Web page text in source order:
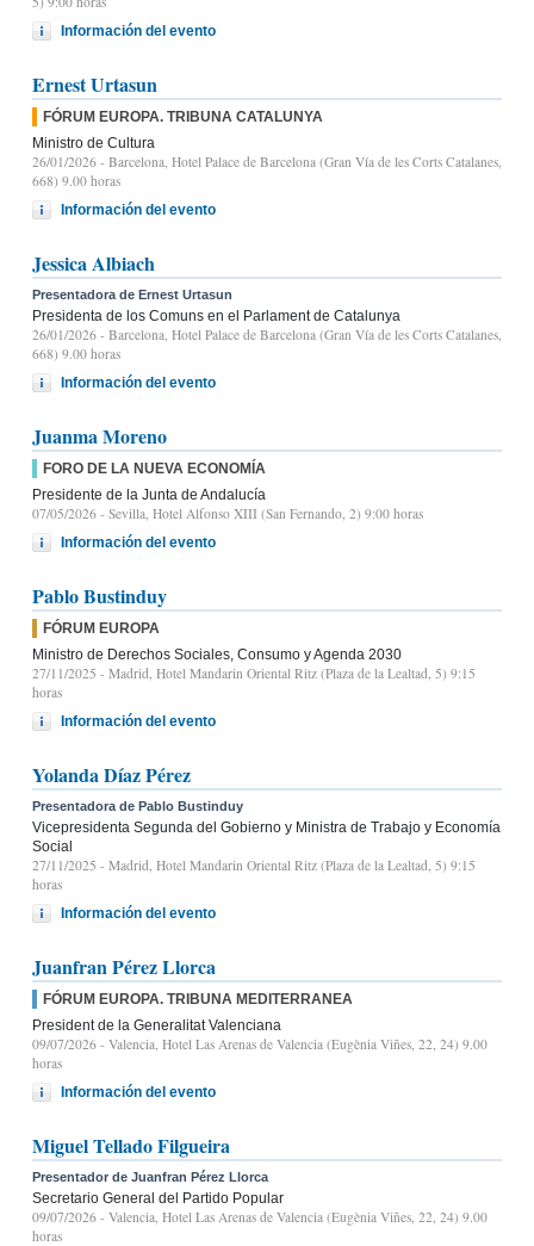
Información del evento
Ernest Urtasun
FÓRUM EUROPA. TRIBUNA CATALUNYA
Ministro de Cultura
26/01/2026 - Barcelona, Hotel Palace de Barcelona (Gran Vía de les Corts Catalanes,
668) 9.00 horas
Información del evento
Jessica Albiach
Presentadora de Ernest Urtasun
Presidenta de los Comuns en el Parlament de Catalunya
26/01/2026 - Barcelona, Hotel Palace de Barcelona (Gran Vía de les Corts Catalanes,
668) 9.00 horas
Información del evento
Juanma Moreno
FORO DE LA NUEVA ECONOMÍA
Presidente de la Junta de Andalucía
07/05/2026 - Sevilla, Hotel Alfonso XIII (San Fernando, 2) 9:00 horas
Información del evento
Pablo Bustinduy
FÓRUM EUROPA
Ministro de Derechos Sociales, Consumo y Agenda 2030
27/11/2025 - Madrid, Hotel Mandarin Oriental Ritz (Plaza de la Lealtad, 5) 9:15
horas
Información del evento
Yolanda Díaz Pérez
Presentadora de Pablo Bustinduy
Vicepresidenta Segunda del Gobierno y Ministra de Trabajo y Economía
Social
27/11/2025 - Madrid, Hotel Mandarin Oriental Ritz (Plaza de la Lealtad, 5) 9:15
horas
Información del evento
Juanfran Pérez Llorca
FÓRUM EUROPA. TRIBUNA MEDITERRANEA
President de la Generalitat Valenciana
09/07/2026 - Valencia, Hotel Las Arenas de Valencia (Eugènia Viñes, 22, 24) 9.00
horas
Información del evento
Miguel Tellado Filgueira
Presentador de Juanfran Pérez Llorca
Secretario General del Partido Popular
09/07/2026 - Valencia, Hotel Las Arenas de Valencia (Eugènia Viñes, 22, 24) 9.00
horas